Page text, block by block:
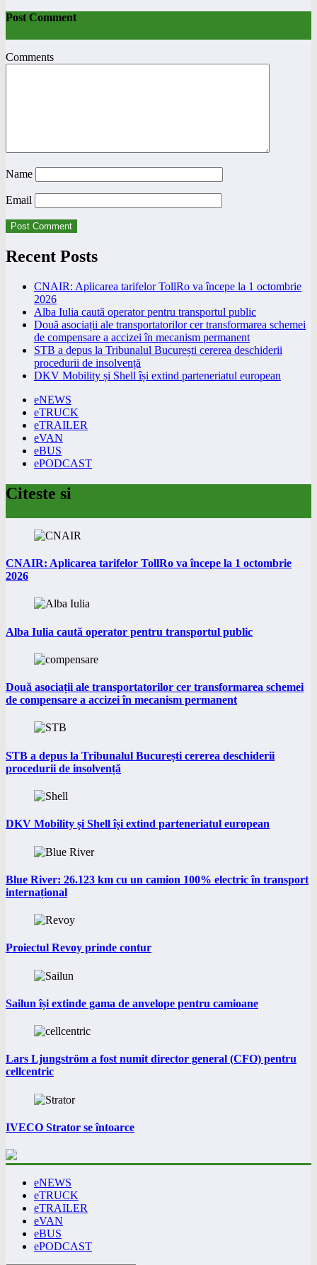
Post Comment
Comments
Name
Email
Recent Posts
CNAIR: Aplicarea tarifelor TollRo va începe la 1 octombrie
2026
Alba Iulia caută operator pentru transportul public
Două asociații ale transportatorilor cer transformarea schemei
de compensare a accizei în mecanism permanent
STB a depus la Tribunalul București cererea deschiderii
procedurii de insolvență
DKV Mobility și Shell își extind parteneriatul european
eNEWS
eTRUCK
eTRAILER
eVAN
eBUS
ePODCAST
Citeste si
CNAIR: Aplicarea tarifelor TollRo va începe la 1 octombrie
2026
Alba Iulia caută operator pentru transportul public
Două asociații ale transportatorilor cer transformarea schemei
de compensare a accizei în mecanism permanent
STB a depus la Tribunalul București cererea deschiderii
procedurii de insolvență
DKV Mobility și Shell își extind parteneriatul european
Blue River: 26.123 km cu un camion 100% electric în transport
internațional
Proiectul Revoy prinde contur
Sailun își extinde gama de anvelope pentru camioane
Lars Ljungström a fost numit director general (CFO) pentru
cellcentric
IVECO Strator se întoarce
eNEWS
eTRUCK
eTRAILER
eVAN
eBUS
ePODCAST